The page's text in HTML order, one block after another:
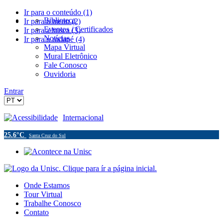
Ir para o conteúdo (1)
Ir para o menu (2)
Ir para a busca (3)
Ir para o rodapé (4)
Biblioteca
Eventos / Certificados
Notícias
Mapa Virtual
Mural Eletrônico
Fale Conosco
Ouvidoria
Entrar
Acessibilidade Internacional
25.6°C Santa Cruz do Sul
Onde Estamos
Tour Virtual
Trabalhe Conosco
Contato